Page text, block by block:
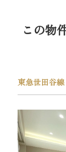
この物
東急世田谷